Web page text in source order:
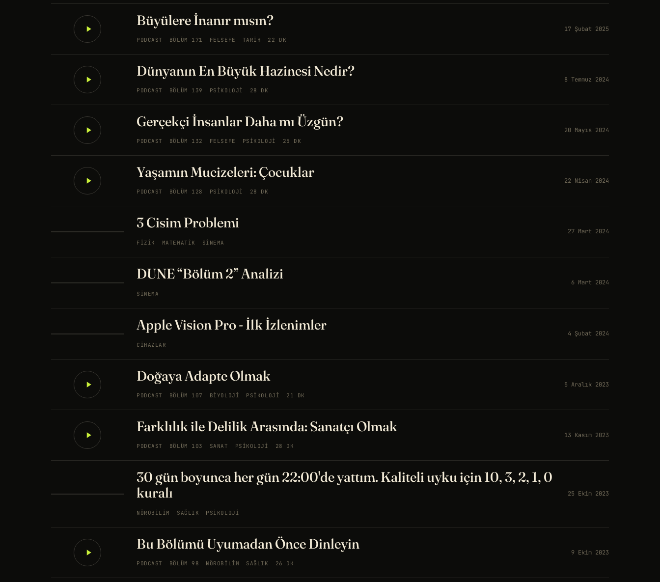
Büyülere İnanır mısın?
PODCAST BÖLÜM 171 FELSEFE TARIH 22 DK
17 Şubat 2025
Dünyanın En Büyük Hazinesi Nedir?
PODCAST BÖLÜM 139 PSIKOLOJI 28 DK
8 Temmuz 2024
Gerçekçi İnsanlar Daha mı Üzgün?
PODCAST BÖLÜM 132 FELSEFE PSIKOLOJI 25 DK
20 Mayıs 2024
Yaşamın Mucizeleri: Çocuklar
PODCAST BÖLÜM 128 PSIKOLOJI 28 DK
22 Nisan 2024
3 Cisim Problemi
FIZIK MATEMATIK SINEMA
27 Mart 2024
DUNE “Bölüm 2” Analizi
SINEMA
6 Mart 2024
Apple Vision Pro - İlk İzlenimler
CIHAZLAR
4 Şubat 2024
Doğaya Adapte Olmak
PODCAST BÖLÜM 107 BIYOLOJI PSIKOLOJI 21 DK
5 Aralık 2023
Farklılık ile Delilik Arasında: Sanatçı Olmak
PODCAST BÖLÜM 103 SANAT PSIKOLOJI 28 DK
13 Kasım 2023
30 gün boyunca her gün 22:00'de yattım. Kaliteli uyku için 10, 3, 2, 1, 0
kuralı
NÖROBILIM SAĞLIK PSIKOLOJI
25 Ekim 2023
Bu Bölümü Uyumadan Önce Dinleyin
PODCAST BÖLÜM 98 NÖROBILIM SAĞLIK 26 DK
9 Ekim 2023